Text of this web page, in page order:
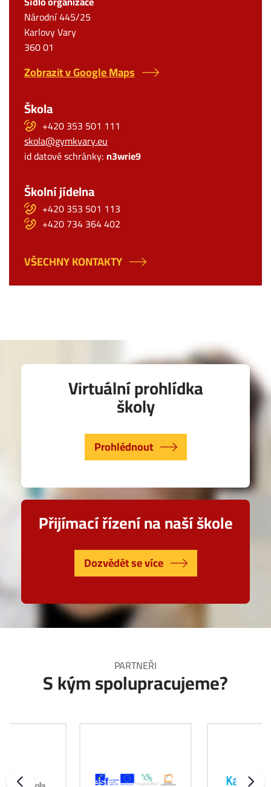
Národní 445/25
Karlovy Vary
360 01
Zobrazit v Google Maps
Škola
+420 353 501 111
skola@gymkvary.eu
id datové schránky:n3wrie9
Školní jídelna
+420 353 501 113
+420 734 364 402
VŠECHNY KONTAKTY
Virtuální prohlídka
školy
Prohlédnout
Přijímací řízení na naší škole
Dozvědět se více
PARTNEŘI
S kým spolupracujeme?